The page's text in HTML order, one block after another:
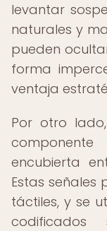
levantar
naturales y
pueden
forma
ventaja
Por otro
encubierta
Estas señales
táctiles, y se
codificados